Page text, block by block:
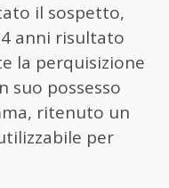
il sospetto,
anni risultato
la perquisizione
suo possesso
ritenuto un
per